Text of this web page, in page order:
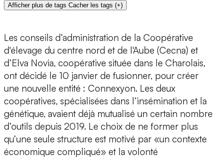
Afficher plus de tags Cacher les tags (+)
Les conseils d’administration de la Coopérative
d'élevage du centre nord et de l'Aube (Cecna) et
d’Elva Novia, coopérative située dans le Charolais,
ont décidé le 10 janvier de fusionner, pour créer
une nouvelle entité : Connexyon. Les deux
coopératives, spécialisées dans l’insémination et la
génétique, avaient déjà mutualisé un certain nombre
d’outils depuis 2019. Le choix de ne former plus
qu’une seule structure est motivé par «un contexte
économique compliqué» et la volonté